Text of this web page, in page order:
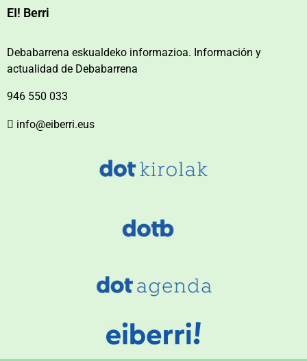
EI! Berri
Debabarrena eskualdeko informazioa. Información y
actualidad de Debabarrena
946 550 033
info@eiberri.eus